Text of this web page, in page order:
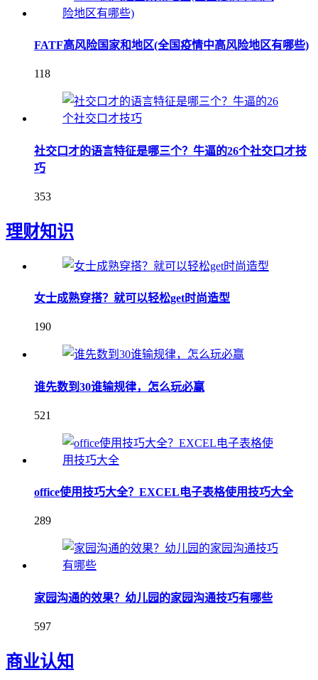
FATF高风险国家和地区(全国疫情中高风险地区有哪些)
118
社交口才的语言特征是哪三个？牛逼的26个社交口才技
巧
353
理财知识
女士成熟穿搭？就可以轻松get时尚造型
190
谁先数到30谁输规律，怎么玩必赢
521
office使用技巧大全？EXCEL电子表格使用技巧大全
289
家园沟通的效果？幼儿园的家园沟通技巧有哪些
597
商业认知